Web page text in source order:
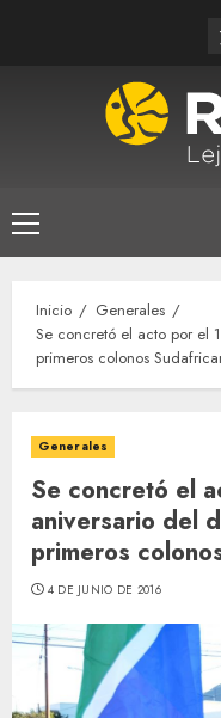
Menú
principal
Inicio
Generales
Se concretó el acto por el
primeros colonos
Generales
Se concretó el
aniversario del
primeros
4 DE JUNIO DE 2016